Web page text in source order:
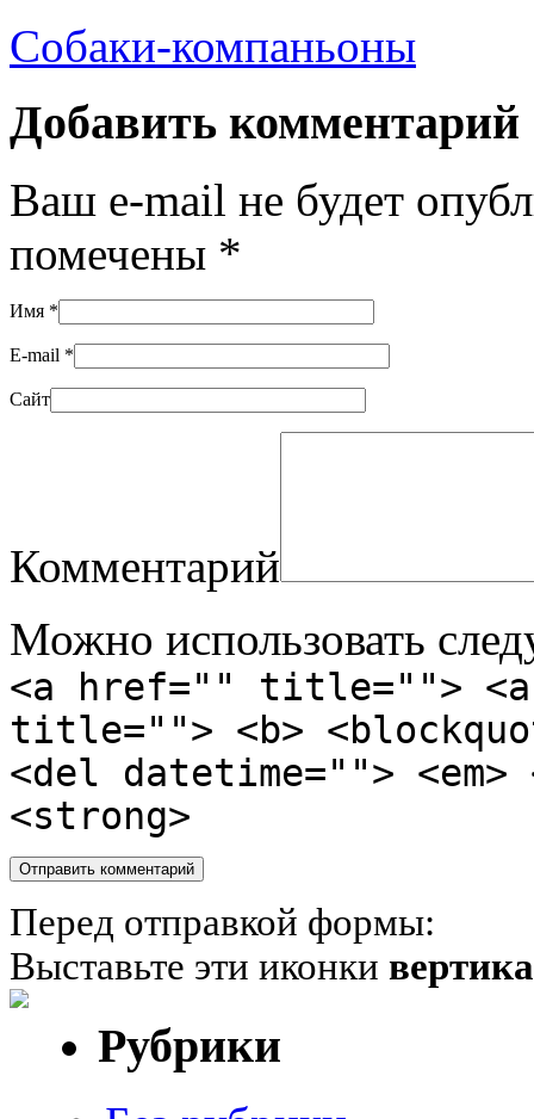
Собаки-компаньоны
Добавить комментарий
Ваш e-mail не будет
помечены *
Имя *
E-mail *
Сайт
Комментарий
Можно использовать
<a href="" title="">
title=""> <b>
<del datetime="">
<strong>
Перед отправкой формы:
Выставьте эти иконки
Рубрики